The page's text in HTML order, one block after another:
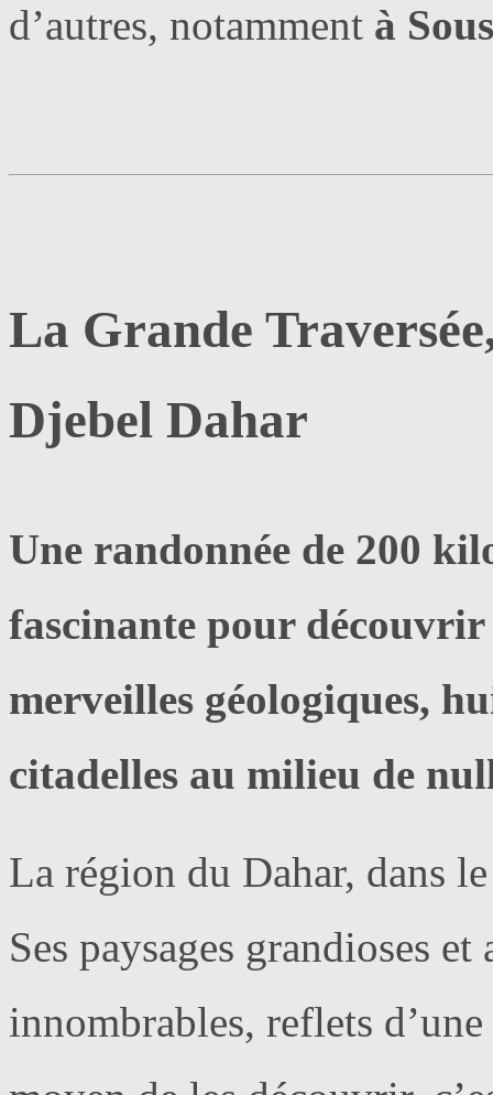
d’autres, notamment à
La Grande
Djebel Dahar
Une randonnée de 200
fascinante pour
merveilles géologiques,
citadelles au milieu de
La région du Dahar, dans
Ses paysages grandioses
innombrables, reflets